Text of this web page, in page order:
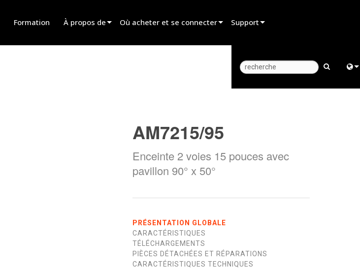
Formation À propos de Où acheter et se connecter Support
Centre d’aide 24/7
Téléchargements
AM7215/95
Enceinte 2 voies 15 pouces avec
pavillon 90° x 50°
PRÉSENTATION GLOBALE
CARACTÉRISTIQUES
TÉLÉCHARGEMENTS
PIÈCES DÉTACHÉES ET RÉPARATIONS
CARACTÉRISTIQUES TECHNIQUES